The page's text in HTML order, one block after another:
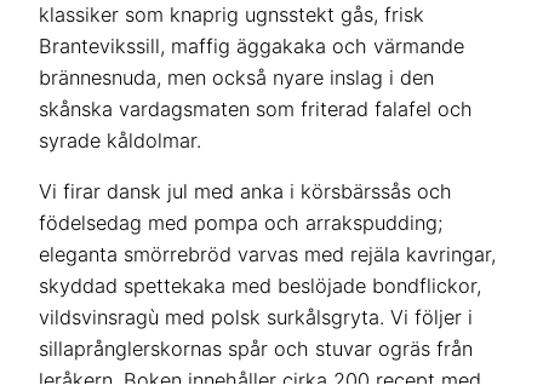
klassiker som knaprig ugnsstekt gås, frisk
Brantevikssill, maffig äggakaka och värmande
brännesnuda, men också nyare inslag i den
skånska vardagsmaten som friterad falafel och
syrade kåldolmar.
Vi firar dansk jul med anka i körsbärssås och
födelsedag med pompa och arrakspudding;
eleganta smörrebröd varvas med rejäla kavringar,
skyddad spettekaka med beslöjade bondflickor,
vildsvinsragù med polsk surkålsgryta. Vi följer i
sillaprånglerskornas spår och stuvar ogräs från
leråkern. Boken innehåller cirka 200 recept med